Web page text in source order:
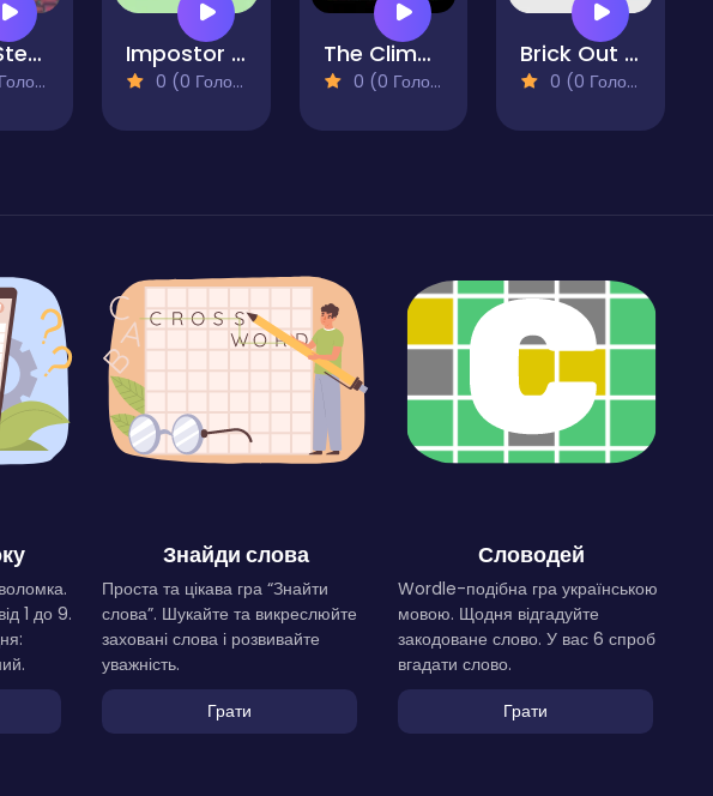
Noob Steve Dark Impostor Crab
0 (0 Голосів)
The Climbest
0 (0 Голосів)
Brick Out 240
0 (0 Голосів)
1 до 9.
Знайди слова
Проста та цікава гра “Знайти
слова”. Шукайте та викреслюйте
заховані слова і розвивайте
уважність.
Грати
Словодей
Wordle-подібна гра українською
мовою. Щодня відгадуйте
закодоване слово. У вас 6 спроб
вгадати слово.
Грати